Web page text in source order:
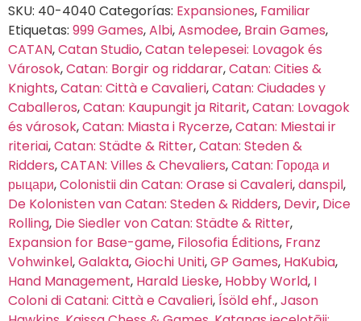
SKU: 40-4040Categorías: Expansiones, Familiar
Etiquetas: 999 Games,Albi,Asmodee, Brain Games,
CATAN,Catan Studio,Catan telepesei: Lovagok és
Városok,Catan: Borgir og riddarar,Catan: Cities &
Knights,Catan: Città e Cavalieri,Catan: Ciudades y
Caballeros,Catan: Kaupungit ja Ritarit,Catan: Lovagok
és városok,Catan: Miasta i Rycerze,Catan: Miestai ir
riteriai,Catan: Städte & Ritter,Catan: Steden &
Ridders,CATAN: Villes & Chevaliers,Catan: Города и
рыцари,Colonistii din Catan: Orase si Cavaleri,danspil,
De Kolonisten van Catan: Steden & Ridders, Devir, Dice
Rolling, Die Siedler von Catan: Städte & Ritter,
Expansion for Base-game, Filosofia Éditions, Franz
Vohwinkel,Galakta,Giochi Uniti,GP Games, HaKubia,
Hand Management, Harald Lieske, Hobby World, I
Coloni di Catani: Città e Cavalieri,Ísöld ehf.,Jason